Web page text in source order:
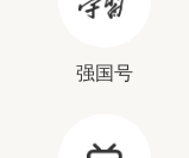
强国号